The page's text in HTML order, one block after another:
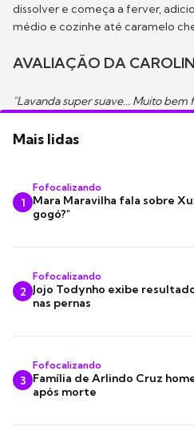
dissolver e começa a ferver,
médio e cozinhe até caramelo
AVALIAÇÃO DA
"Lavanda super suave... Muito bem
Mais lidas
1
Fofocalizando
Mara Maravilha fala sobre
gogó?"
2
Fofocalizando
Jojo Todynho exibe
nas pernas
3
Fofocalizando
Família de Arlindo Cruz
após morte